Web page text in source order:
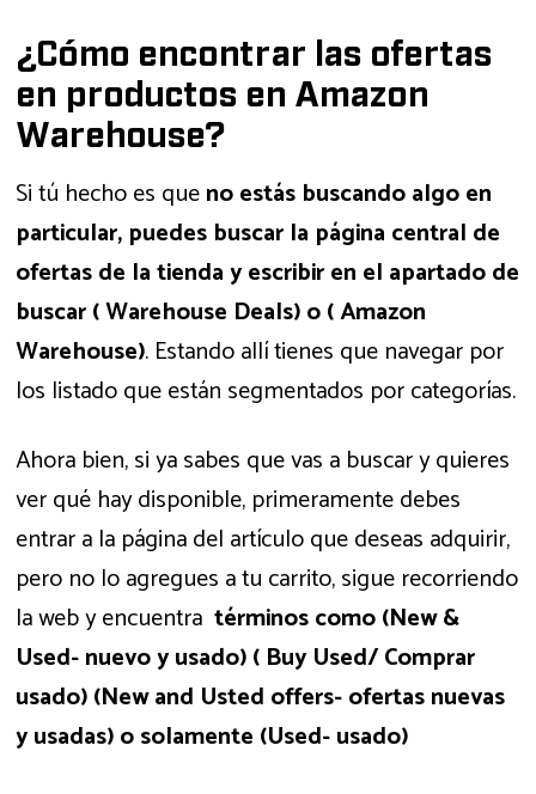
¿Cómo encontrar las ofertas
en productos en Amazon
Warehouse?
Si tú hecho es queno estás buscando algo en
particular, puedes buscar la página central de
ofertas de la tienda y escribir en el apartado de
buscar ( Warehouse Deals) o ( Amazon
Warehouse). Estando allí tienes que navegar por
los listado que están segmentados por categorías.
Ahora bien, si ya sabes que vas a buscar y quieres
ver qué hay disponible, primeramente debes
entrar a la página del artículo que deseas adquirir,
pero no lo agregues a tu carrito, sigue recorriendo
la web y encuentra términos como (New &
Used- nuevo y usado) ( Buy Used/ Comprar
usado) (New and Usted offers- ofertas nuevas
y usadas) o solamente (Used- usado)